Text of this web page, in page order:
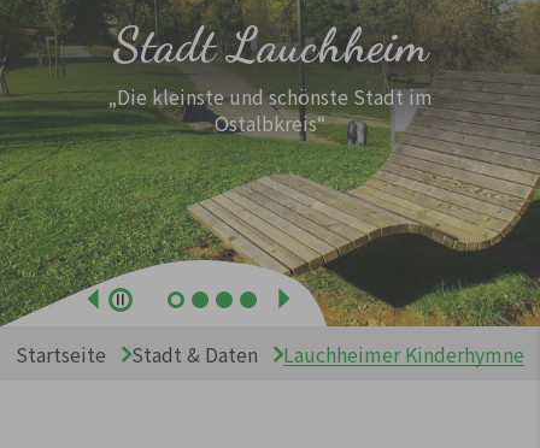
Weiter
Stadt Lauchheim
„Die kleinste und schönste Stadt im
Ostalbkreis“
Startseite Stadt & Daten Lauchheimer Kinderhymne